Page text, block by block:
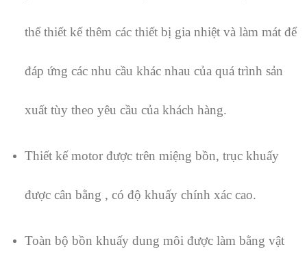
thể thiết kế thêm các thiết bị gia nhiệt và làm mát để
đáp ứng các nhu cầu khác nhau của quá trình sản
xuất tùy theo yêu cầu của khách hàng.
Thiết kế motor được trên miệng bồn, trục khuấy
được cân bằng , có độ khuấy chính xác cao.
Toàn bộ bồn khuấy dung môi được làm bằng vật